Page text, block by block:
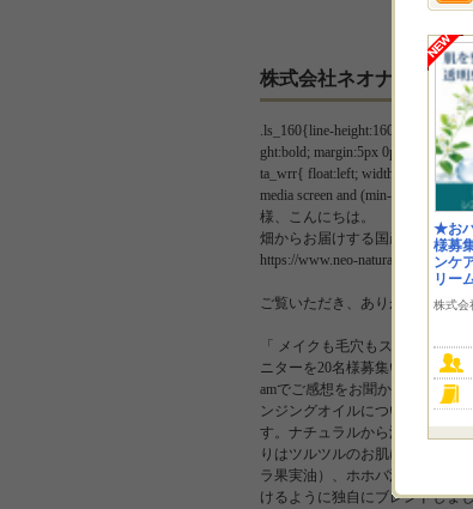
★お
様募
ンケ
リー
株式会
株式会社ネオナチュラル
.ls_160{line-height:160%;}
ght:bold; margin:5px 0px; }
ta_wrr{ float:left; width:420px;
media screen and (min-width:
様、こんにちは。
畑からお届けする国産オーガ
https://www.neo-natural.com/
ご覧いただき、ありがとうござ
「 メイクも毛穴もスッキリ！
ニターを20名様募集いたします
amでご感想をお聞かせくださ
ンジングオイルについて＞ ■毛
す。ナチュラルから濃い目のメ
りはツルツルのお肌に。 ■鉱物
ラ果実油）、ホホバ油、コメヌ
けるように独自にブレンドしま